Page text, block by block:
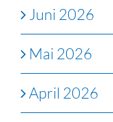
Juni 2026
Mai 2026
April 2026